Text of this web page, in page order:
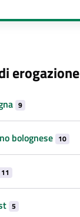
erogazione
9
bolognese 10
11
5